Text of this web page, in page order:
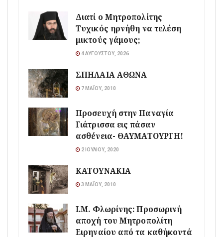
Διατί ο Μητροπολίτης
Τυχικός ηρνήθη να τελέση
μικτούς γάμους;
4 ΑΥΓΟΎΣΤΟΥ, 2026
ΣΠΗΛΑΙΑ ΑΘΩΝΑ
7 ΜΑΪ́ΟΥ, 2010
Προσευχή στην Παναγία
Γιάτρισσα εις πάσαν
ασθένεια- ΘΑΥΜΑΤΟΥΡΓΗ!
2 ΙΟΥΛΊΟΥ, 2020
ΚΑΤΟΥΝΑΚΙΑ
3 ΜΑΪ́ΟΥ, 2010
Ι.Μ. Φλωρίνης: Προσωρινή
αποχή του Μητροπολίτη
Ειρηναίου από τα καθήκοντά